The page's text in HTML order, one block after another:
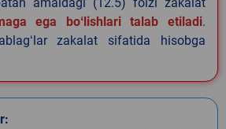
ega boʻlishlari talab etiladi.
zakalat sifatida hisobga